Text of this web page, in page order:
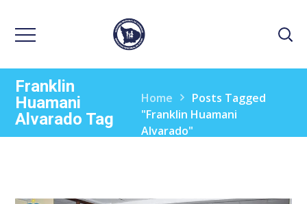
Franklin
Huamani
Alvarado Tag
Home
Posts Tagged
"Franklin Huamani
Alvarado"